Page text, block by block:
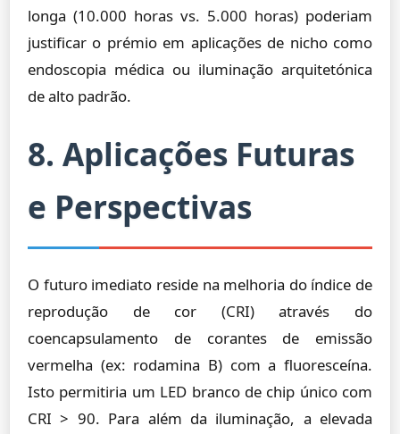
longa (10.000 horas vs. 5.000 horas) poderiam
justificar o prémio em aplicações de nicho como
endoscopia médica ou iluminação arquitetónica
de alto padrão.
8. Aplicações Futuras
e Perspectivas
O futuro imediato reside na melhoria do índice de
reprodução de cor (CRI) através do
coencapsulamento de corantes de emissão
vermelha (ex: rodamina B) com a fluoresceína.
Isto permitiria um LED branco de chip único com
CRI > 90. Para além da iluminação, a elevada